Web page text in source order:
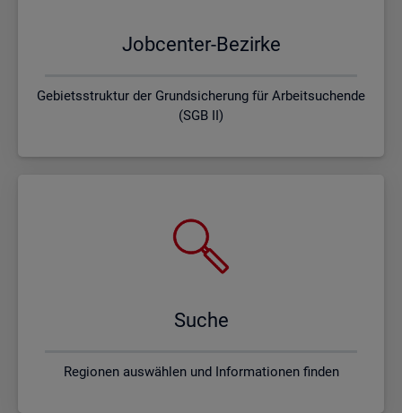
Job­cen­ter-Be­zir­ke
Gebietsstruktur der Grundsicherung für Arbeitsuchende
(SGB II)
Suche
Regionen auswählen und Informationen finden